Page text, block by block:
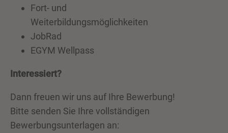
Fort- und
Weiterbildungsmöglichkeiten
JobRad
EGYM Wellpass
Interessiert?
Dann freuen wir uns auf Ihre Bewerbung!
Bitte senden Sie Ihre vollständigen
Bewerbungsunterlagen an: